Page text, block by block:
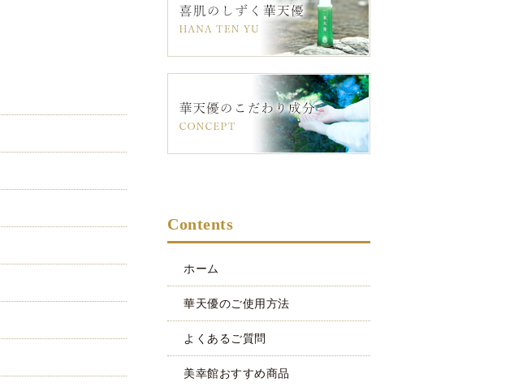
Contents
ホーム
華天優のご使用方法
よくあるご質問
美幸館おすすめ商品